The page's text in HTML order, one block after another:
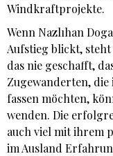
Windkraftprojekte.
Wenn Nazlıhan
Aufstieg blickt,
das nie geschafft,
Zugewanderten,
fassen möchten,
wenden. Die
auch viel mit ihrem
im Ausland